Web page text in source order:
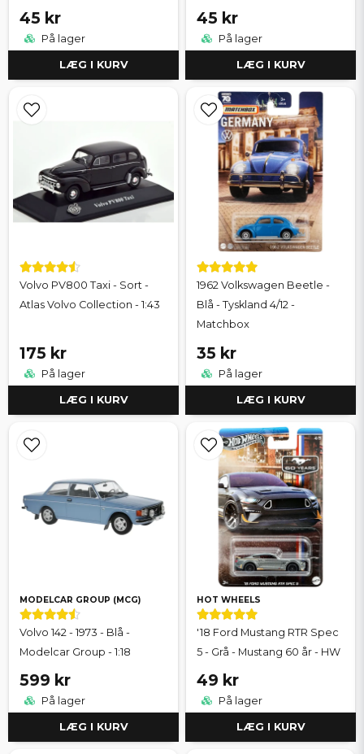
45 kr
På lager
LÆG I KURV
45 kr
På lager
LÆG I KURV
Volvo PV800 Taxi - Sort -
Atlas Volvo Collection - 1:43
175 kr
På lager
LÆG I KURV
1962 Volkswagen Beetle -
Blå - Tyskland 4/12 -
Matchbox
35 kr
På lager
LÆG I KURV
MODELCAR GROUP (MCG)
Volvo 142 - 1973 - Blå -
Modelcar Group - 1:18
599 kr
På lager
LÆG I KURV
HOT WHEELS
'18 Ford Mustang RTR Spec
5 - Grå - Mustang 60 år - HW
49 kr
På lager
LÆG I KURV